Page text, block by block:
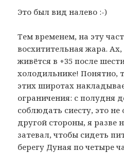
Это был вид налево :-)
Тем временем, на эту
восхитительная жара.
живётся в +35 после
холодильнике! Понятно,
этих широтах
ограничения: с полудня
соблюдать сиесту, это
другой стороны, я разве
затевал, чтобы сидеть
берегу Дуная по четыре